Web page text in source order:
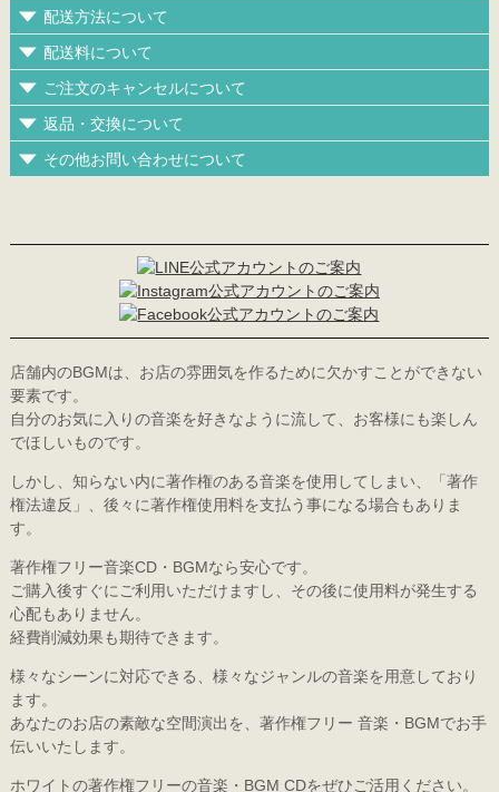
配送方法について
配送料について
ご注文のキャンセルについて
返品・交換について
その他お問い合わせについて
店舗内のBGMは、お店の雰囲気を作るために欠かすことができない
要素です。
自分のお気に入りの音楽を好きなように流して、お客様にも楽しん
でほしいものです。
しかし、知らない内に著作権のある音楽を使用してしまい、「著作
権法違反」、後々に著作権使用料を支払う事になる場合もありま
す。
著作権フリー音楽CD・BGMなら安心です。
ご購入後すぐにご利用いただけますし、その後に使用料が発生する
心配もありません。
経費削減効果も期待できます。
様々なシーンに対応できる、様々なジャンルの音楽を用意しており
ます。
あなたのお店の素敵な空間演出を、著作権フリー 音楽・BGMでお手
伝いいたします。
ホワイトの著作権フリーの音楽・BGM CDをぜひご活用ください。